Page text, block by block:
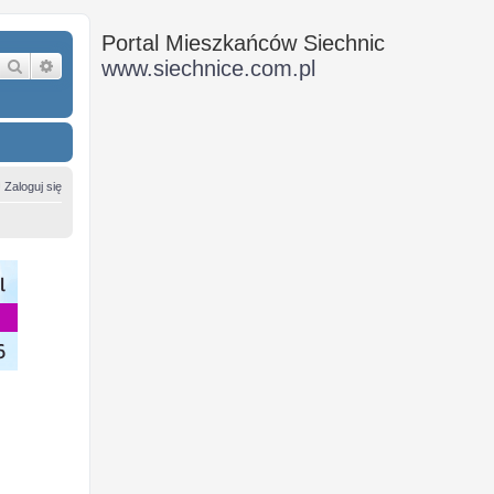
Szukaj Wyszukiwanie zaawansowane
Zaloguj się
Portal Mieszkańców Siechnic
www.siechnice.com.pl